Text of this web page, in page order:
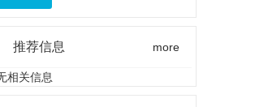
推荐信息 more
相关信息